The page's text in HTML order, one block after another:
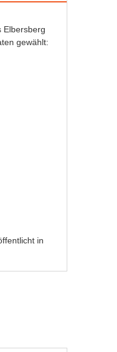
Elbersberg
gewählt:
in